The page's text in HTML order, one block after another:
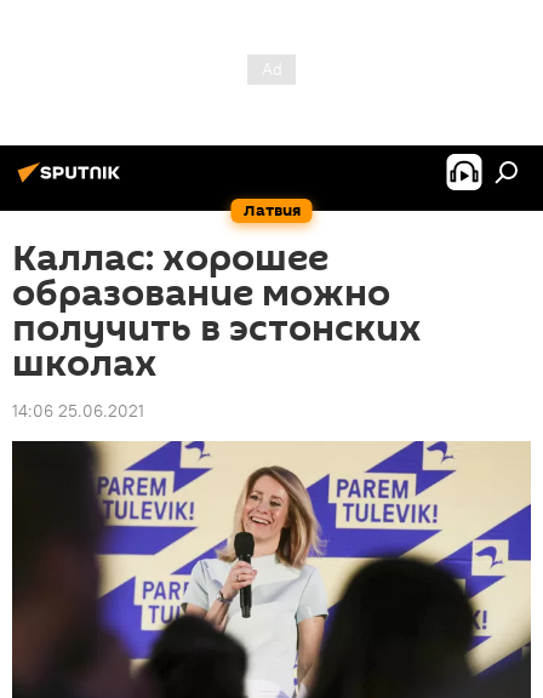
Латвия
Каллас: хорошее
образование можно
получить в эстонских
школах
14:06 25.06.2021